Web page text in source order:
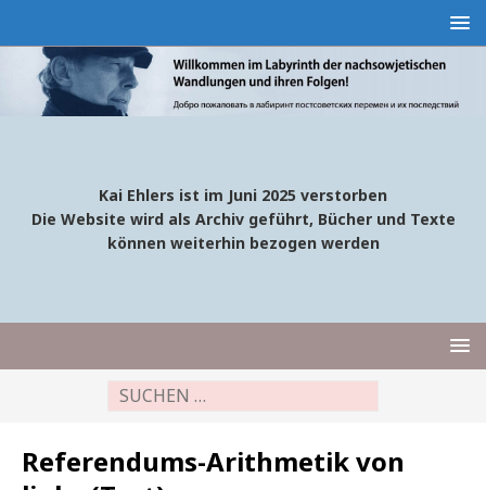
Kai Ehlers ist im Juni 2025 verstorben
Die Website wird als Archiv geführt, Bücher und Texte
können weiterhin bezogen werden
Referendums-Arithmetik von